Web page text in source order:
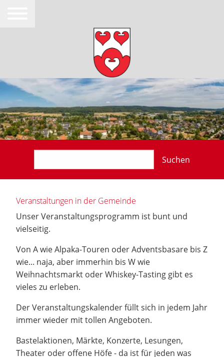
Suchen
Veranstaltungen in der Gemeinde
Unser Veranstaltungsprogramm ist bunt und
vielseitig.
Von A wie Alpaka-Touren oder Adventsbasare bis Z
wie... naja, aber immerhin bis W wie
Weihnachtsmarkt oder Whiskey-Tasting gibt es
vieles zu erleben.
Der Veranstaltungskalender füllt sich in jedem Jahr
immer wieder mit tollen Angeboten.
Bastelaktionen, Märkte, Konzerte, Lesungen,
Theater oder offene Höfe - da ist für jeden was